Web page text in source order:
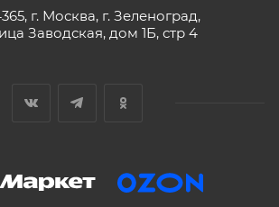
г. Москва, г. Зеленоград,
Заводская, дом 1Б, стр 4